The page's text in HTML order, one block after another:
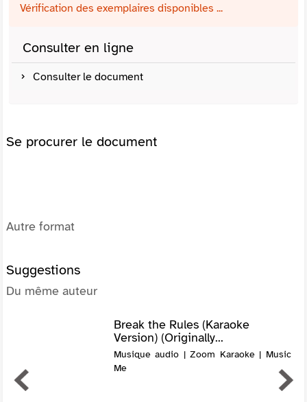
Vérification des exemplaires disponibles ...
Consulter en ligne
Consulter le document
Se procurer le document
Autre format
Suggestions
Du même auteur
Break the Rules (Karaoke
Version) (Originally...
Musique audio | Zoom Karaoke | Music
Me